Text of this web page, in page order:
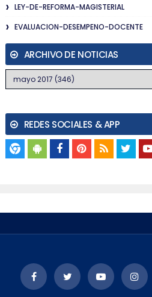
LEY-DE-REFORMA-MAGISTERIAL
EVALUACION-DESEMPENO-DOCENTE
ARCHIVO DE NOTICIAS
REDES SOCIALES & APP